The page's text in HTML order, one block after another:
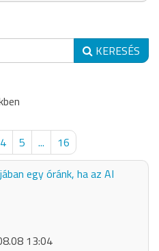
KERESÉS
4 5 ...
16
egy óránk, ha az AI
13:04